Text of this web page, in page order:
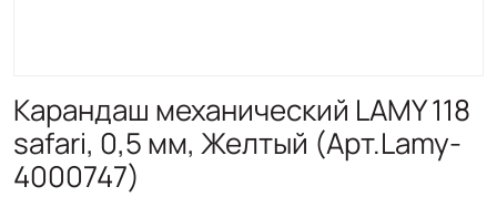
Карандаш механический LAMY 118
safari, 0,5 мм, Желтый (Арт.Lamy-
4000747)